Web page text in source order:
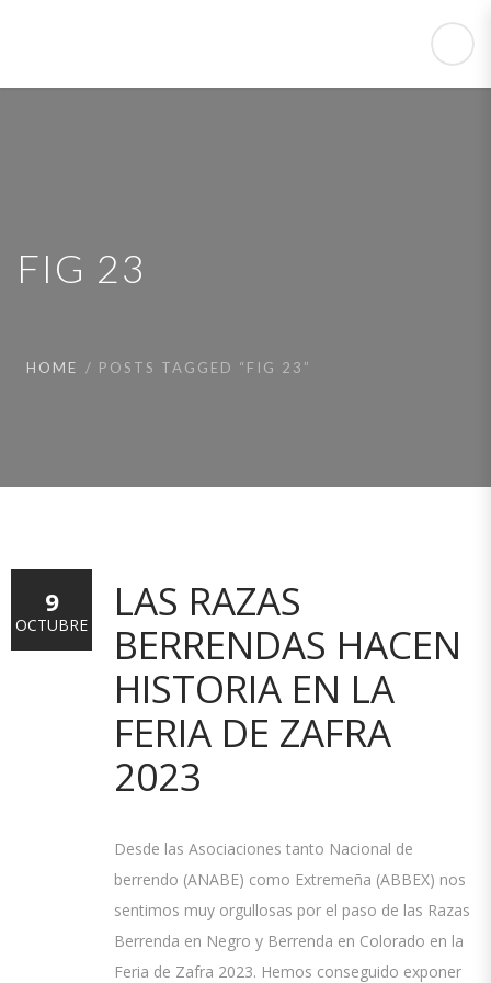
FIG 23
HOME POSTS TAGGED “FIG 23”
LAS RAZAS
BERRENDAS HACEN
HISTORIA EN LA
FERIA DE ZAFRA
2023
Desde las Asociaciones tanto Nacional de
berrendo (ANABE) como Extremeña (ABBEX) nos
sentimos muy orgullosas por el paso de las Razas
Berrenda en Negro y Berrenda en Colorado en la
Feria de Zafra 2023. Hemos conseguido exponer
9
OCTUBRE